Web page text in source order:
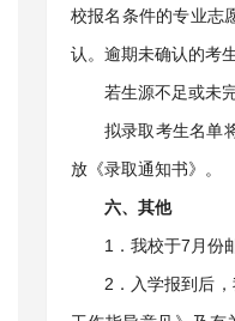
校报名条件的专业志
认。逾期未确认的考
若生源不足或未
拟录取考生名单
放《录取通知书》。
六、其他
1．我校于7月份
2．入学报到后